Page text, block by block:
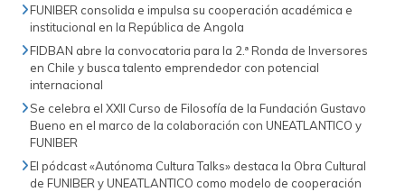
FUNIBER consolida e impulsa su cooperación académica e
institucional en la República de Angola
FIDBAN abre la convocatoria para la 2.ª Ronda de Inversores
en Chile y busca talento emprendedor con potencial
internacional
Se celebra el XXII Curso de Filosofía de la Fundación Gustavo
Bueno en el marco de la colaboración con UNEATLANTICO y
FUNIBER
El pódcast «Autónoma Cultura Talks» destaca la Obra Cultural
de FUNIBER y UNEATLANTICO como modelo de cooperación